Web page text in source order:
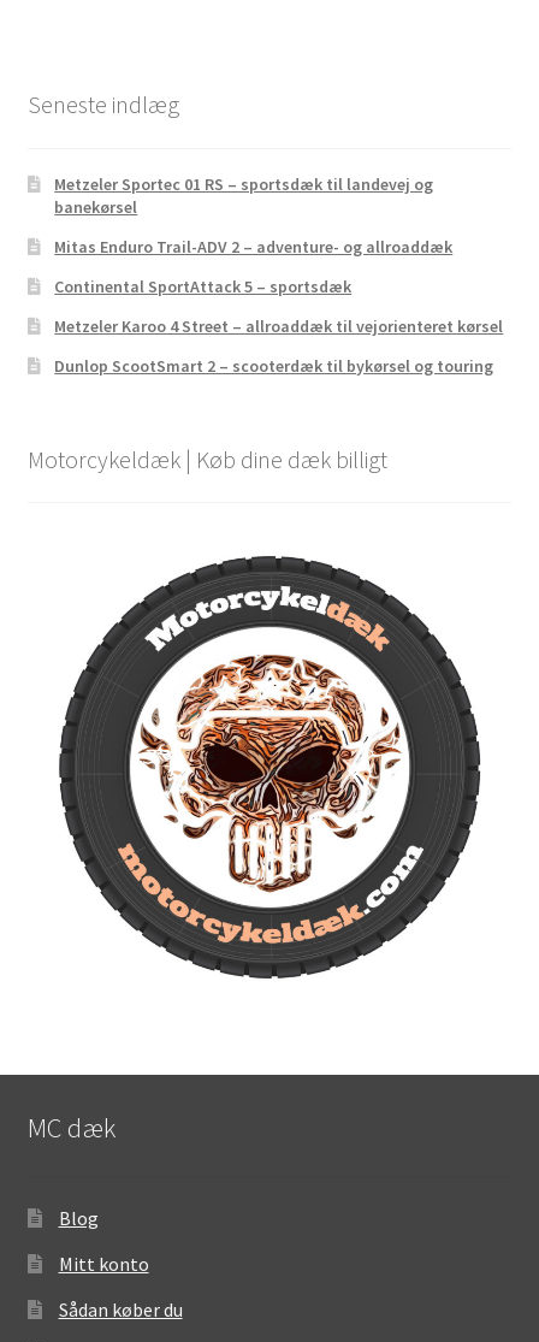
Seneste indlæg
Metzeler Sportec 01 RS – sportsdæk til landevej og
banekørsel
Mitas Enduro Trail-ADV 2 – adventure- og allroaddæk
Continental SportAttack 5 – sportsdæk
Metzeler Karoo 4 Street – allroaddæk til vejorienteret kørsel
Dunlop ScootSmart 2 – scooterdæk til bykørsel og touring
Motorcykeldæk | Køb dine dæk billigt
MC dæk
Blog
Mitt konto
Sådan køber du